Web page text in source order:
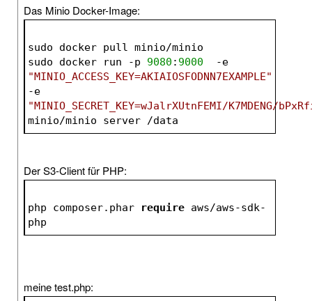
Das Minio Docker-Image:
sudo docker pull minio/minio
sudo docker run -p 9080 : 9000
-e
"MINIO_ACCESS_KEY=AKIAIOSFODNN7EXAMPLE"
-e
"MINIO_SECRET_KEY=wJalrXUtnFEMI/K7MDENG/
minio/minio server /data
Der S3-Client für PHP:
php composer.phar require aws/aws-sdk-
php
meine test.php: